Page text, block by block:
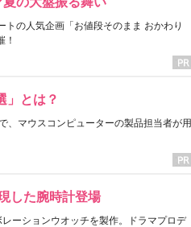
の人気企画「お値段そのまま おかわり
！
」とは？
、マウスコンピューターの製品担当者が用
した腕時計登場
ーションウオッチを製作。ドラマプロデ